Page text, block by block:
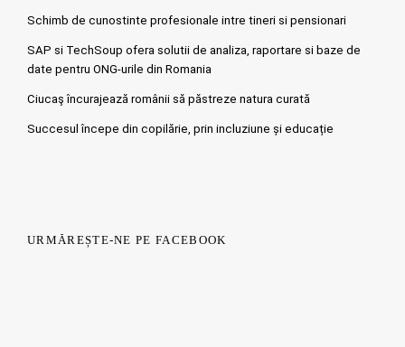
Schimb de cunostinte profesionale intre tineri si pensionari
SAP si TechSoup ofera solutii de analiza, raportare si baze de
date pentru ONG-urile din Romania
Ciucaş încurajează românii să păstreze natura curată
Succesul începe din copilărie, prin incluziune și educație
URMĂREȘTE-NE PE FACEBOOK